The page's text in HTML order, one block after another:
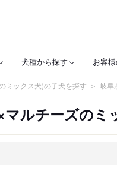
犬種から探す お客
ミックス犬)の子犬を探す 岐阜
ルチーズの